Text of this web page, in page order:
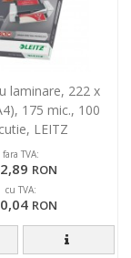
laminare, 222 x
175 mic., 100
LEITZ
fara TVA:
RON
cu TVA:
RON